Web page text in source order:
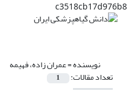
c3518cb17d976b8
نویسنده =عمران زاده، فهیمه
تعداد مقالات: 1